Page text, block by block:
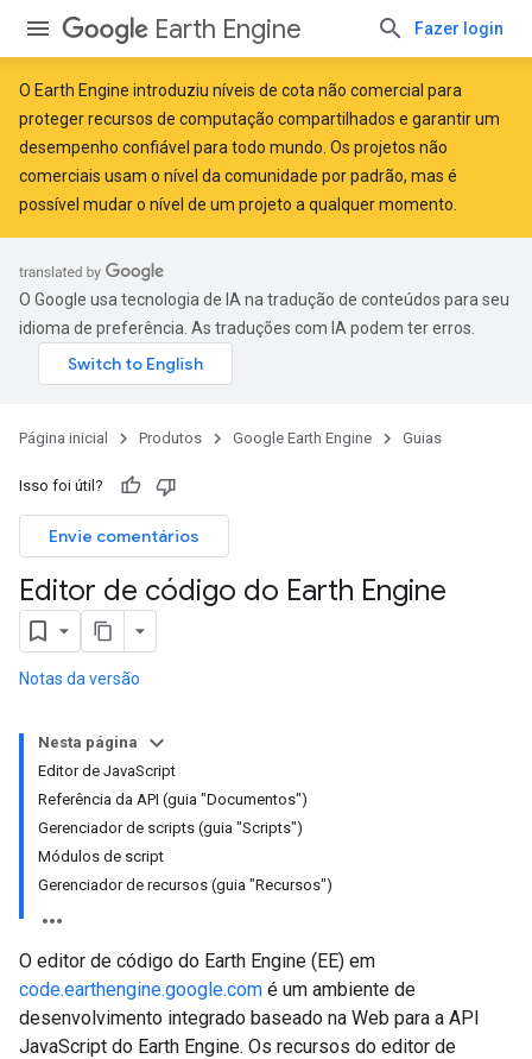
Earth Engine Fazer login
O Earth Engine introduziu níveis de cota não comercial para
proteger recursos de computação compartilhados e garantir um
desempenho confiável para todo mundo. Os projetos não
comerciais usam o nível da comunidade por padrão, mas é
possível mudar o nível de um projeto a qualquer momento.
O Google usa tecnologia de IA na tradução de conteúdos para seu
idioma de preferência. As traduções com IA podem ter erros.
Página inicial Produtos Google Earth Engine Guias
Isso foi útil?
Envie comentários
Editor de código do Earth Engine
Notas da versão
Nesta página
Editor de JavaScript
Referência da API (guia "Documentos")
Gerenciador de scripts (guia "Scripts")
Módulos de script
Gerenciador de recursos (guia "Recursos")
O editor de código do Earth Engine (EE) em
code.earthengine.google.com é um ambiente de
desenvolvimento integrado baseado na Web para a API
JavaScript do Earth Engine. Os recursos do editor de